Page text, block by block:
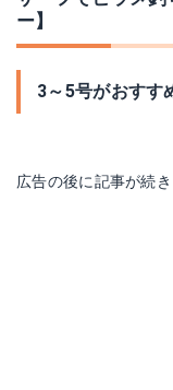
ー】
3～5号がおすす
広告の後に記事が続